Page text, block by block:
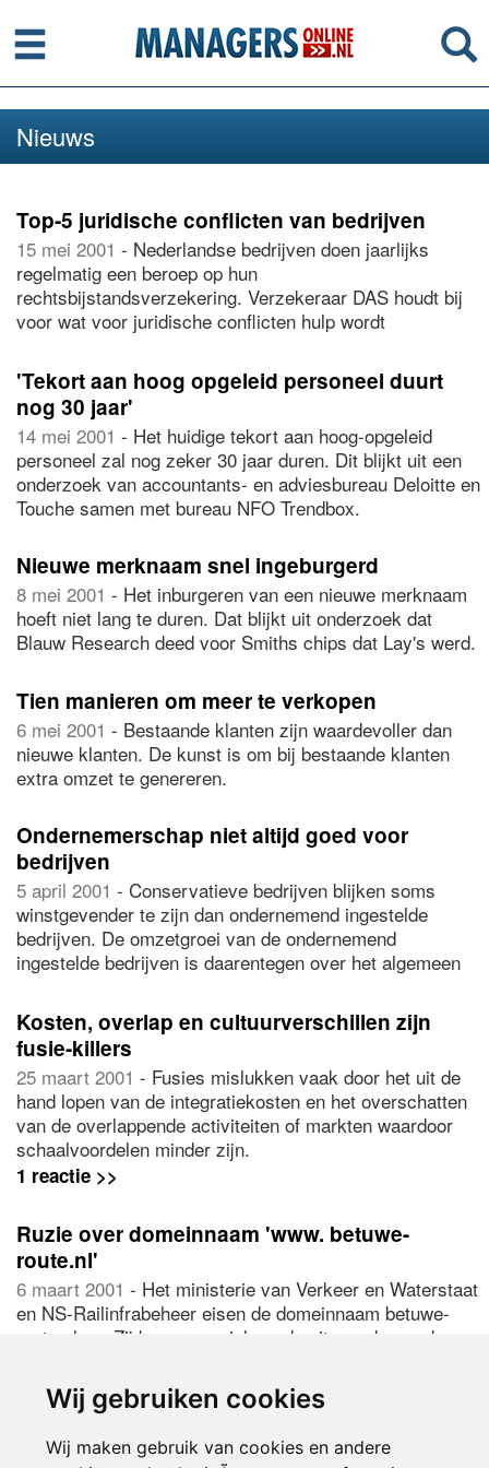
Wij gebruiken cookies
Wij maken gebruik van cookies en andere
Menu
Nieuws
Top-5 juridische conflicten van bedrijven
15 mei 2001 - Nederlandse bedrijven doen jaarlijks
regelmatig een beroep op hun
rechtsbijstandsverzekering. Verzekeraar DAS houdt bij
voor wat voor juridische conflicten hulp wordt
'Tekort aan hoog opgeleid personeel duurt
nog 30 jaar'
14 mei 2001 - Het huidige tekort aan hoog-opgeleid
personeel zal nog zeker 30 jaar duren. Dit blijkt uit een
onderzoek van accountants- en adviesbureau Deloitte en
Touche samen met bureau NFO Trendbox.
Nieuwe merknaam snel ingeburgerd
8 mei 2001 - Het inburgeren van een nieuwe merknaam
hoeft niet lang te duren. Dat blijkt uit onderzoek dat
Blauw Research deed voor Smiths chips dat Lay's werd.
Tien manieren om meer te verkopen
6 mei 2001 - Bestaande klanten zijn waardevoller dan
nieuwe klanten. De kunst is om bij bestaande klanten
extra omzet te genereren.
Ondernemerschap niet altijd goed voor
bedrijven
5 april 2001 - Conservatieve bedrijven blijken soms
winstgevender te zijn dan ondernemend ingestelde
bedrijven. De omzetgroei van de ondernemend
ingestelde bedrijven is daarentegen over het algemeen
Kosten, overlap en cultuurverschillen zijn
fusie-killers
25 maart 2001 - Fusies mislukken vaak door het uit de
hand lopen van de integratiekosten en het overschatten
van de overlappende activiteiten of markten waardoor
schaalvoordelen minder zijn.
1 reactie >>
Ruzie over domeinnaam 'www. betuwe-
route.nl'
6 maart 2001 - Het ministerie van Verkeer en Waterstaat
en NS-Railinfrabeheer eisen de domeinnaam betuwe-
route.nl op. Zij beroepen zich op de uitspraak van de